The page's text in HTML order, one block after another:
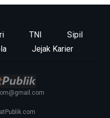
TNI
Sipil
Jejak Karier